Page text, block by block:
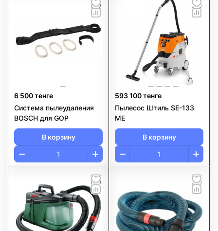
6 500 тенге
Система пылеудаления
BOSCH для GOP
В корзину
593 100 тенге
Пылесос Штиль SE-133
ME
В корзину